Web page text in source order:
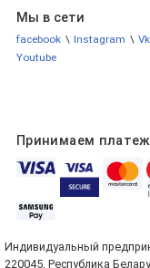
Мы в сети
facebook \ Instagram \ Vk
Youtube
Принимаем
Индивидуальный
220045, Республика